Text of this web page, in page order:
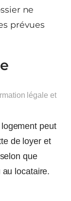
ne
prévues
légale et
peut
de loyer et
que
au locataire.